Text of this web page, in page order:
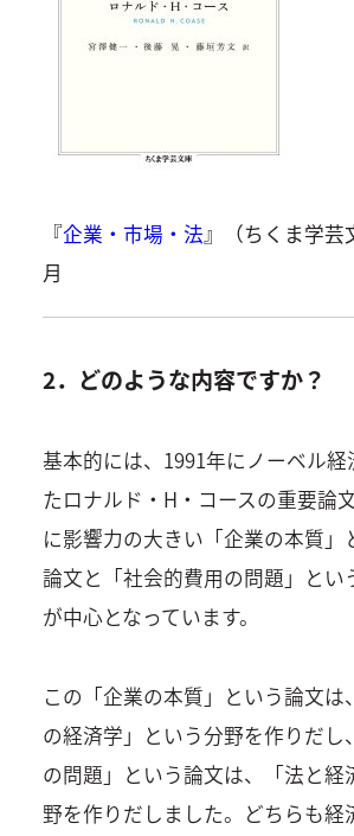
『企業・市場・法』（ちくま学芸
月
2．どのような内容ですか？
基本的には、1991年にノーベル経
たロナルド・H・コースの重要論
に影響力の大きい「企業の本質」
論文と「社会的費用の問題」とい
が中心となっています。
この「企業の本質」という論文は
の経済学」という分野を作りだし
の問題」という論文は、「法と経
野を作りだしました。どちらも経